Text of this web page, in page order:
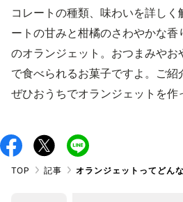
コレートの種類、味わいを詳し
ートの甘みと柑橘のさわやかな
のオランジェット。おつまみやお
で食べられるお菓子ですよ。ご紹
ぜひおうちでオランジェットを作
TOP 記事 オランジェットってどん